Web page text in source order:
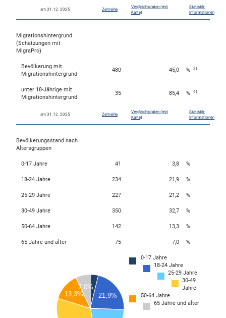
am 31.12. 2025 Zeitreihe
Vergleichsdaten (mit
Karte)
Statistik-
Informationen
Migrationshintergrund
(Schätzungen mit
MigraPro)
Bevölkerung mit
Migrationshintergrund
480 45,0 % 3)
unter 18-Jährige mit
Migrationshintergrund
35 85,4 % 4)
am 31.12. 2025 Zeitreihe
Vergleichsdaten (mit
Karte)
Statistik-
Informationen
Bevölkerungsstand nach
Altersgruppen
0-17 Jahre 41 3,8 %
18-24 Jahre 234 21,9 %
25-29 Jahre 227 21,2 %
30-49 Jahre 350 32,7 %
50-64 Jahre 142 13,3 %
65 Jahre und älter 75 7,0 %
0-17 Jahre
18-24 Jahre
25-29 Jahre
30-49
Jahre
50-64 Jahre
65 Jahre und älter
21,9%
13,3%
7,0%